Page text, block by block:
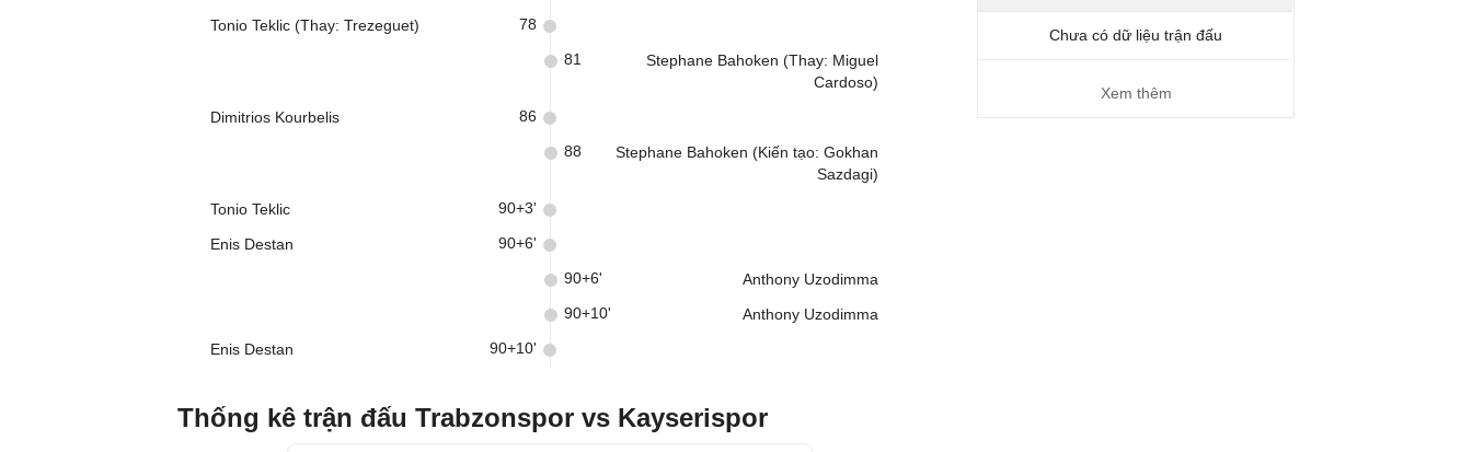
Tonio Teklic (Thay: Trezeguet) 78
Stephane Bahoken (Thay: Miguel
Cardoso)
81
Dimitrios Kourbelis 86
Stephane Bahoken (Kiến tạo: Gokhan
Sazdagi)
88
Tonio Teklic 90+3'
Enis Destan 90+6'
Anthony Uzodimma
90+6'
Anthony Uzodimma
90+10'
Enis Destan 90+10'
Thống kê trận đấu Trabzonspor vs Kayserispor
Chưa có dữ liệu trận đấu
Xem thêm